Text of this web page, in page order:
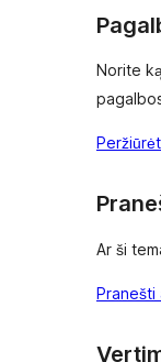
Norite
Ar ši
Pranešti